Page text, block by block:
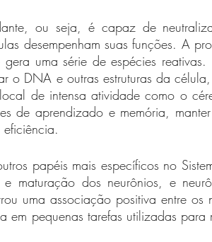
ou seja, é capaz de
desempenham suas funções. A
uma série de espécies reativas.
o DNA e outras estruturas da
de intensa atividade como o
de aprendizado e memória,
papéis mais específicos no
maturação dos neurônios, e
uma associação positiva entre
em pequenas tarefas utilizadas